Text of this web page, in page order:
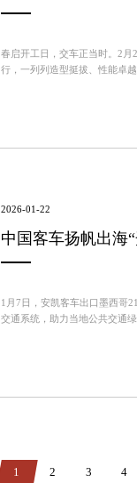
春启开工日，交车正当时。2月
行，一列列造型挺拔、性能卓
2026-01-22
中国客车扬帆出海“
1月7日，安凯客车出口墨西哥
交通系统，助力当地公共交通
1 2 3 4